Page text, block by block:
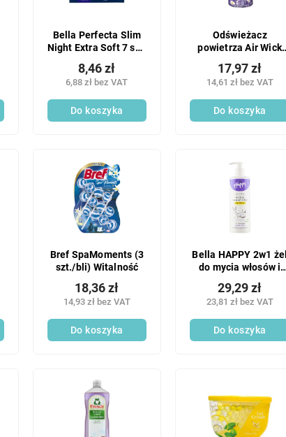
Bella Perfecta Slim
Night Extra Soft 7 szt.
ultracienkich
podpasek
higienicznych
6,88 zł bez VAT
8,46 zł
Do koszyka
Odświeżacz
powietrza Air Wick
NN 250ml - Lawenda
(Fioletowa Lawenda)
14,61 zł bez VAT
17,97 zł
Do koszyka
Bref SpaMoments (3
szt./bli) Witalność
14,93 zł bez VAT
18,36 zł
Do koszyka
Bella HAPPY 2w1 żel
do mycia włosów i
ciała 400 ml
23,81 zł bez VAT
29,29 zł
Do koszyka